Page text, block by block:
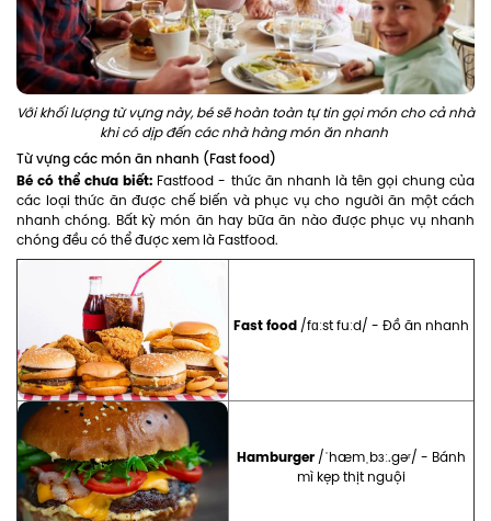
Với khối lượng từ vựng này, bé sẽ hoàn toàn tự tin gọi món cho cả nhà
khi có dịp đến các nhà hàng món ăn nhanh
Từ vựng các món ăn nhanh (Fast food)
Bé có thể chưa biết: Fastfood - thức ăn nhanh là tên gọi chung của
các loại thức ăn được chế biến và phục vụ cho người ăn một cách
nhanh chóng. Bất kỳ món ăn hay bữa ăn nào được phục vụ nhanh
chóng đều có thể được xem là Fastfood.
Fast food /fɑːst fuːd/ - Đồ ăn nhanh
Hamburger /ˈhæmˌbɜː.gəʳ/ - Bánh
mì kẹp thịt nguội